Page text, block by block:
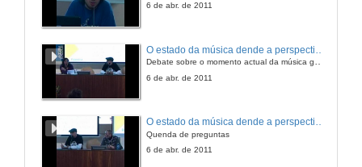
6 de abr. de 2011
Debate sobre o momento actual da música galega
6 de abr. de 2011
O estado da música dende a perspectiva do artista
Quenda de preguntas
6 de abr. de 2011